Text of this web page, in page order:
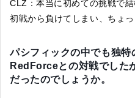
CLZ：本当に初めての挑戦で
初戦から負けてしまい、ちょ
パシフィックの中でも独
RedForceとの対戦でした
だったのでしょうか。